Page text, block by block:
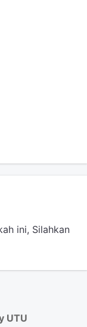
ini, Silahkan
UTU